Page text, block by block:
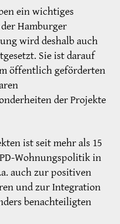
ein wichtiges
Hamburger
wird deshalb auch
Sie ist darauf
öffentlich geförderten
der Projekte
ist seit mehr als 15
Wohnungspolitik in
auch zur positiven
und zur Integration
benachteiligten